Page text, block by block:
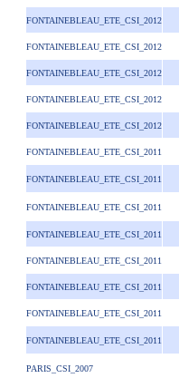
FONTAINEBLEAU_ETE_CSI_2012
FONTAINEBLEAU_ETE_CSI_2012
FONTAINEBLEAU_ETE_CSI_2012
FONTAINEBLEAU_ETE_CSI_2012
FONTAINEBLEAU_ETE_CSI_2012
FONTAINEBLEAU_ETE_CSI_2011
FONTAINEBLEAU_ETE_CSI_2011
FONTAINEBLEAU_ETE_CSI_2011
FONTAINEBLEAU_ETE_CSI_2011
FONTAINEBLEAU_ETE_CSI_2011
FONTAINEBLEAU_ETE_CSI_2011
FONTAINEBLEAU_ETE_CSI_2011
FONTAINEBLEAU_ETE_CSI_2011
PARIS_CSI_2007